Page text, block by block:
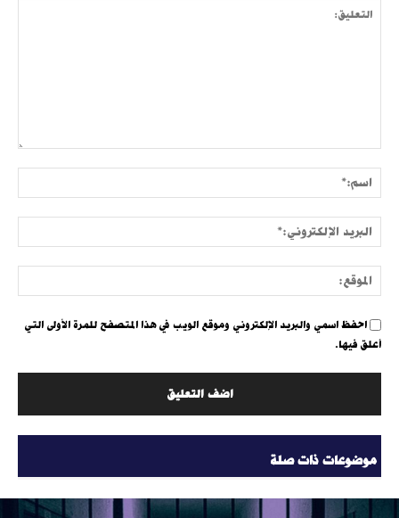
احفظ اسمي والبريد الإلكتروني وموقع الويب في هذا المتصفح للمرة الأولى التي
أعلق فيها.
موضوعات ذات صلة